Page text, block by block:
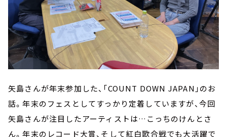
矢島さんが年末参加した、「COUNT DOWN JAPAN」のお
話。年末のフェスとしてすっかり定着していますが、今回
矢島さんが注目したアーティストは…こっちのけんとさ
ん。年末のレコード大賞、そして紅白歌合戦でも大活躍で